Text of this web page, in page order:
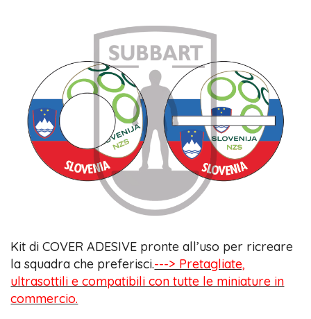
Kit di COVER ADESIVE pronte all’uso per ricreare
la squadra che preferisci.---> Pretagliate,
ultrasottili e compatibili con tutte le miniature in
commercio.